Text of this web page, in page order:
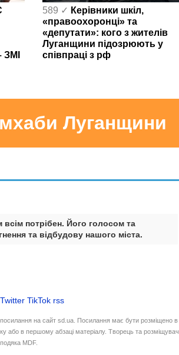
589 ✓ Керівники шкіл,
«правоохоронці» та
«депутати»: кого з жителів
Луганщини підозрюють у
співпраці з рф
Луганщини
потрібен. Його голосом та
та відбудову нашого міста.
Twitter TikTok rss
на сайт sd.ua. Посилання має бути розміщено в
або в першому абзаці матеріалу. Творець та розміщувач
MDF.